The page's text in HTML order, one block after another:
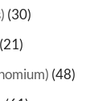
(30)
(21)
(48)